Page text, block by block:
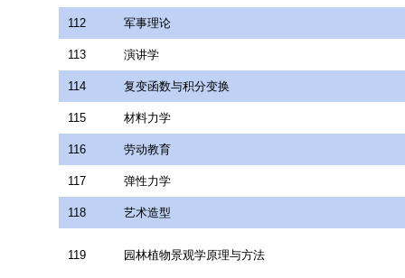
112 军事理论
113 演讲学
114 复变函数与积分变换
115 材料力学
116 劳动教育
117 弹性力学
118 艺术造型
119 园林植物景观学原理与方法